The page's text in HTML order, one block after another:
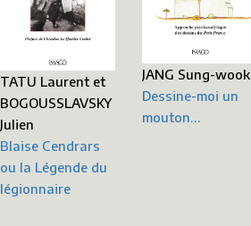
TATU Laurent et
BOGOUSSLAVSKY
Julien
Blaise Cendrars
ou la Légende du
légionnaire
JANG Sung-wook
Dessine-moi un
mouton…